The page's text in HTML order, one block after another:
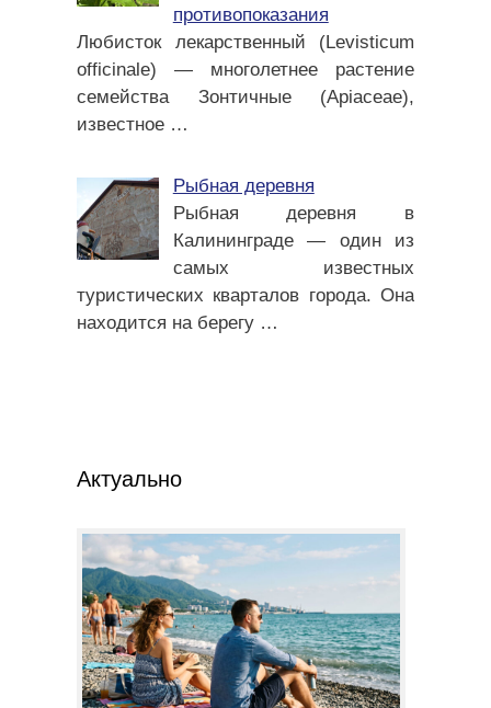
противопоказания
Любисток лекарственный (Levisticum
officinale) — многолетнее растение
семейства Зонтичные (Apiaceae),
известное …
Рыбная деревня
Рыбная деревня в
Калининграде — один из
самых известных
туристических кварталов города. Она
находится на берегу …
Актуально